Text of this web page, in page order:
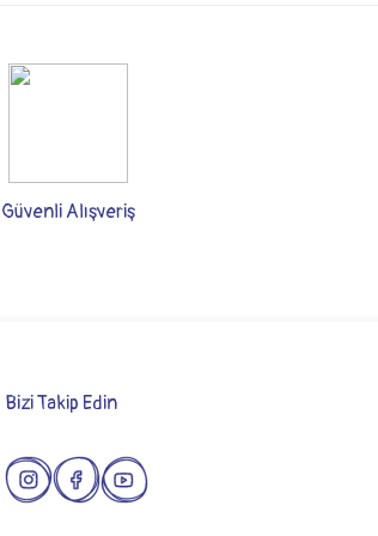
Güvenli Alışveriş
Bizi Takip Edin